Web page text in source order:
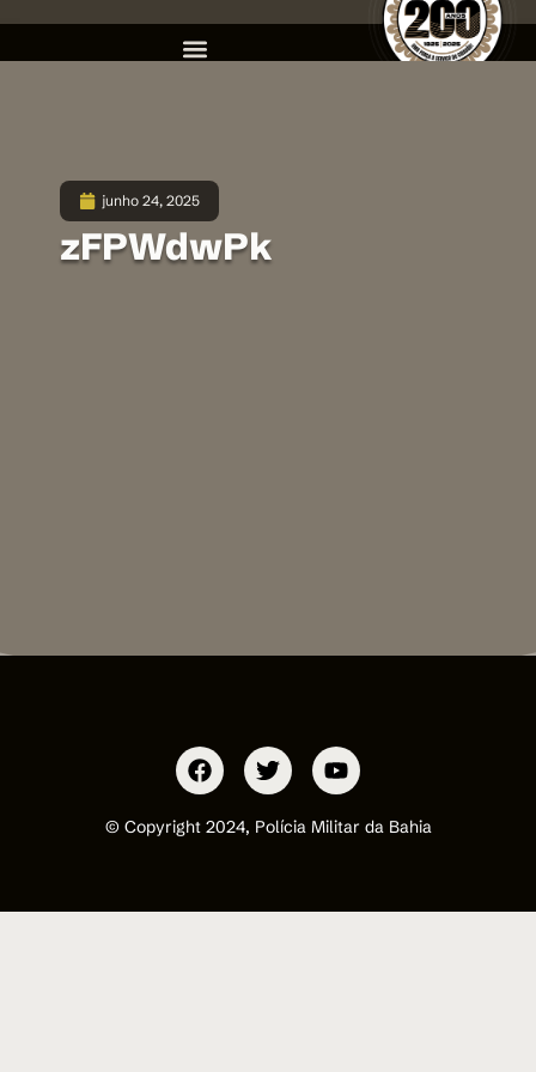
junho 24, 2025
zFPWdwPk
© Copyright 2024, Polícia Militar da Bahia